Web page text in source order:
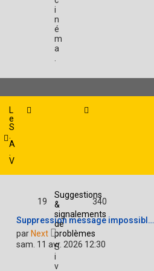
i
n
é
m
a
L
e
S
A
V
Suggestions
&
signalements
de
problèmes
S
i
v
19
340
Suppression message impossibl…
par Next
V
o
i
l
sam. 11 avr. 2026 12:30